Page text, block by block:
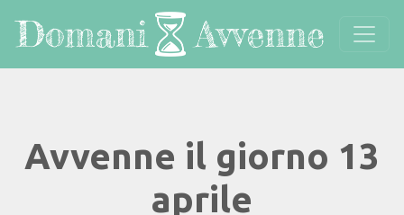
Avvenne il giorno 13
aprile